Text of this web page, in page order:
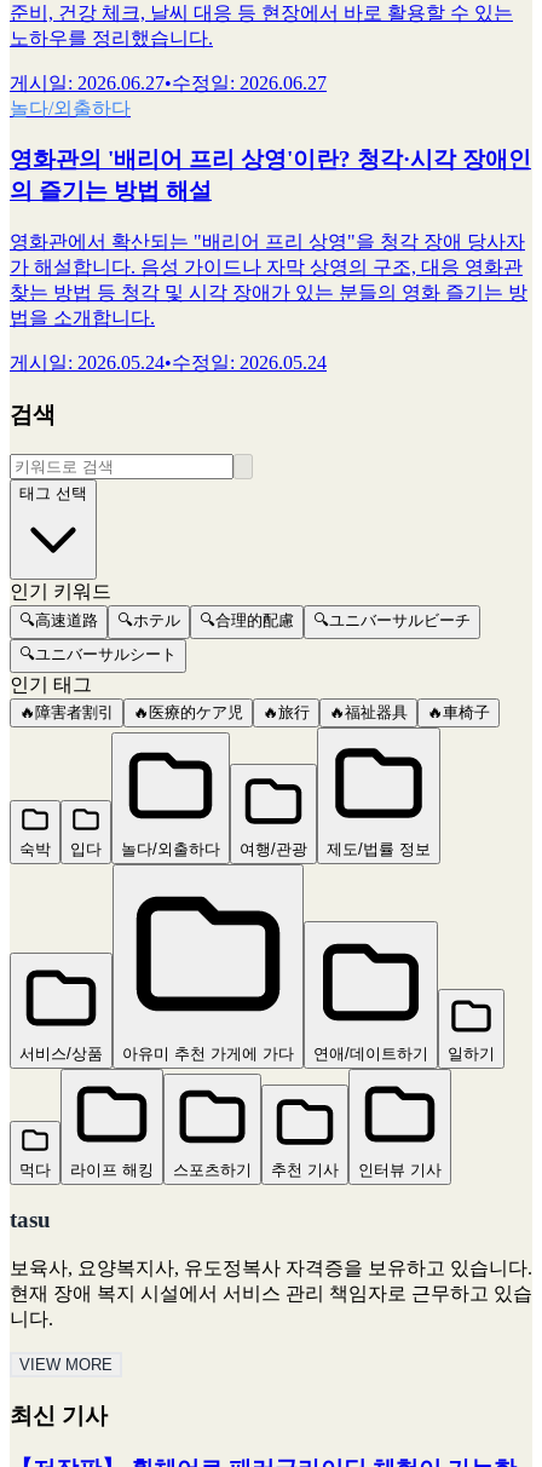
준비, 건강 체크, 날씨 대응 등 현장에서 바로 활용할 수 있는
노하우를 정리했습니다.
게시일: 2026.06.27•수정일: 2026.06.27
놀다/외출하다
영화관의 '배리어 프리 상영'이란? 청각·시각 장애인
의 즐기는 방법 해설
영화관에서 확산되는 "배리어 프리 상영"을 청각 장애 당사자
가 해설합니다. 음성 가이드나 자막 상영의 구조, 대응 영화관
찾는 방법 등 청각 및 시각 장애가 있는 분들의 영화 즐기는 방
법을 소개합니다.
게시일: 2026.05.24•수정일: 2026.05.24
검색
태그 선택
인기 키워드
🔍高速道路 🔍ホテル 🔍合理的配慮 🔍ユニバーサルビーチ
🔍ユニバーサルシート
인기 태그
🔥障害者割引 🔥医療的ケア児 🔥旅行 🔥福祉器具 🔥車椅子
숙박 입다 놀다/외출하다 여행/관광 제도/법률 정보
서비스/상품 아유미 추천 가게에 가다 연애/데이트하기 일하기
먹다 라이프 해킹 스포츠하기 추천 기사 인터뷰 기사
tasu
보육사, 요양복지사, 유도정복사 자격증을 보유하고 있습니다.
현재 장애 복지 시설에서 서비스 관리 책임자로 근무하고 있습
니다.
VIEW MORE
최신 기사